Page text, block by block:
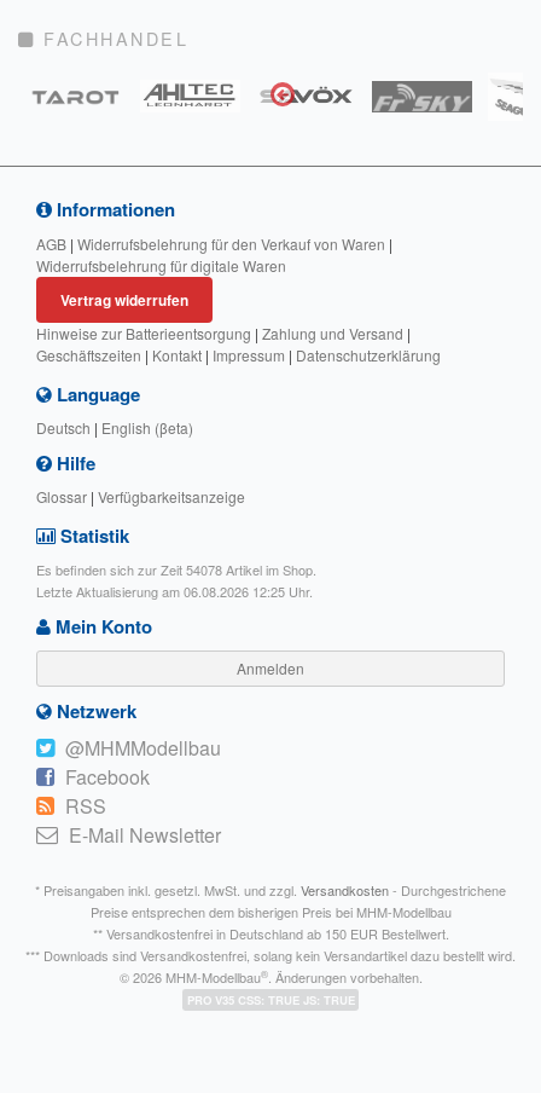
FACHHANDEL
Informationen
AGB | Widerrufsbelehrung für den Verkauf von Waren |
Widerrufsbelehrung für digitale Waren
Vertrag widerrufen
Hinweise zur Batterieentsorgung | Zahlung und Versand |
Geschäftszeiten | Kontakt | Impressum | Datenschutzerklärung
Language
Deutsch | English (βeta)
Hilfe
Glossar | Verfügbarkeitsanzeige
Statistik
Es befinden sich zur Zeit 54078 Artikel im Shop.
Letzte Aktualisierung am 06.08.2026 12:25 Uhr.
Mein Konto
Anmelden
Netzwerk
@MHMModellbau
Facebook
RSS
E-Mail Newsletter
* Preisangaben inkl. gesetzl. MwSt. und zzgl. Versandkosten- Durchgestrichene
Preise entsprechen dem bisherigen Preis bei MHM-Modellbau
** Versandkostenfrei in Deutschland ab 150 EUR Bestellwert.
*** Downloads sind Versandkostenfrei, solang kein Versandartikel dazu bestellt wird.
© 2026 MHM-Modellbau®. Änderungen vorbehalten.
PRO V35 CSS: TRUE JS: TRUE